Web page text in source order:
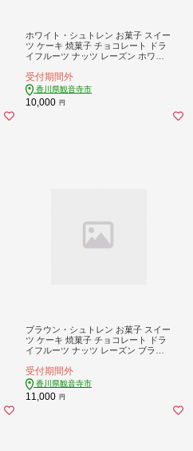
ホワイト・シュトレン お菓子 スイー
ツ ケーキ 焼菓子 チョコレート ドラ
イフルーツ ナッツ レーズン ホワイ
受付期間外
香川県観音寺市
10,000 円
ブラウン・シュトレン お菓子 スイー
ツ ケーキ 焼菓子 チョコレート ドラ
イフルーツ ナッツ レーズン ブラウ
受付期間外
香川県観音寺市
11,000 円